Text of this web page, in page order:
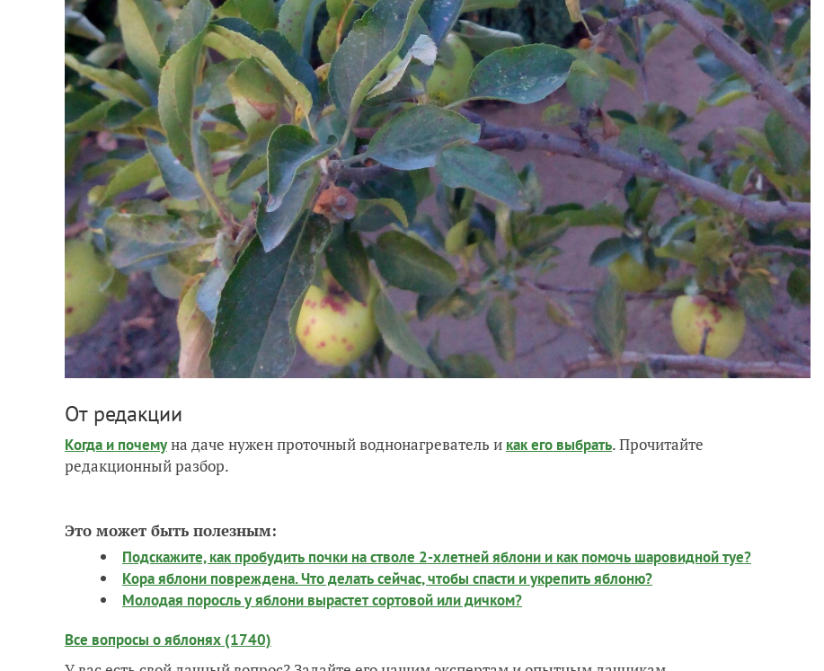
От редакции
Когда и почемуна даче нужен проточный воднонагреватель и как его выбрать. Прочитайте
редакционный разбор.
Это может быть полезным:
Подскажите, как пробудить почки на стволе 2-хлетней яблони и как помочь шаровидной туе?
Кора яблони повреждена. Что делать сейчас, чтобы спасти и укрепить яблоню?
Молодая поросль у яблони вырастет сортовой или дичком?
Все вопросы о яблонях (1740)